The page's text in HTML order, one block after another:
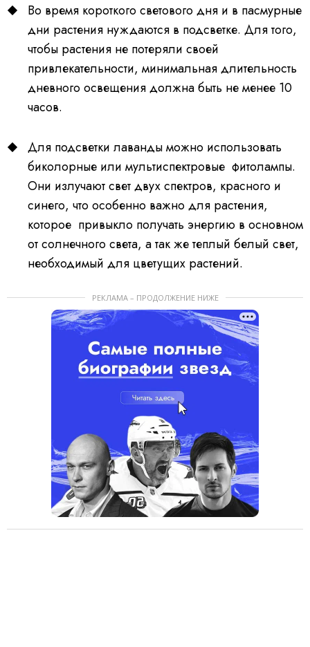
Во время короткого светового дня и в пасмурные
дни растения нуждаются в подсветке. Для того,
чтобы растения не потеряли своей
привлекательности, минимальная длительность
дневного освещения должна быть не менее 10
часов.
Для подсветки лаванды можно использовать
биколорные или мультиспектровые фитолампы.
Они излучают свет двух спектров, красного и
синего, что особенно важно для растения,
которое привыкло получать энергию в основном
от солнечного света, а так же теплый белый свет,
необходимый для цветущих растений.
РЕКЛАМА – ПРОДОЛЖЕНИЕ НИЖЕ